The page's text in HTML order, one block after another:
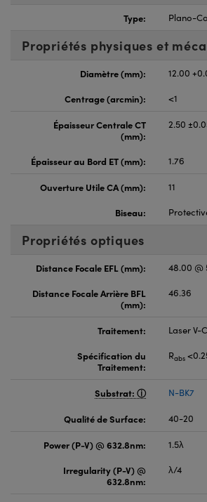
Type: Plano-
Propriétés physiques et
Diamètre (mm):
12.00
Centrage (arcmin):
<1
Épaisseur Centrale CT
(mm):
2.50
Épaisseur au Bord ET (mm): 1.76
Ouverture Utile CA (mm):
11
Biseau:
Propriétés optiques
Distance Focale EFL (mm):
48.00 @
Distance Focale Arrière BFL
(mm):
46.36
Traitement:
Laser V-
Spécification du
Traitement:
Rabs
Substrat: N-BK7
Qualité de Surface: 40-20
Power (P-V) @ 632.8nm:
1.5λ
Irregularity (P-V) @
632.8nm:
λ/4